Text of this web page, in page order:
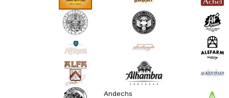
Andechs